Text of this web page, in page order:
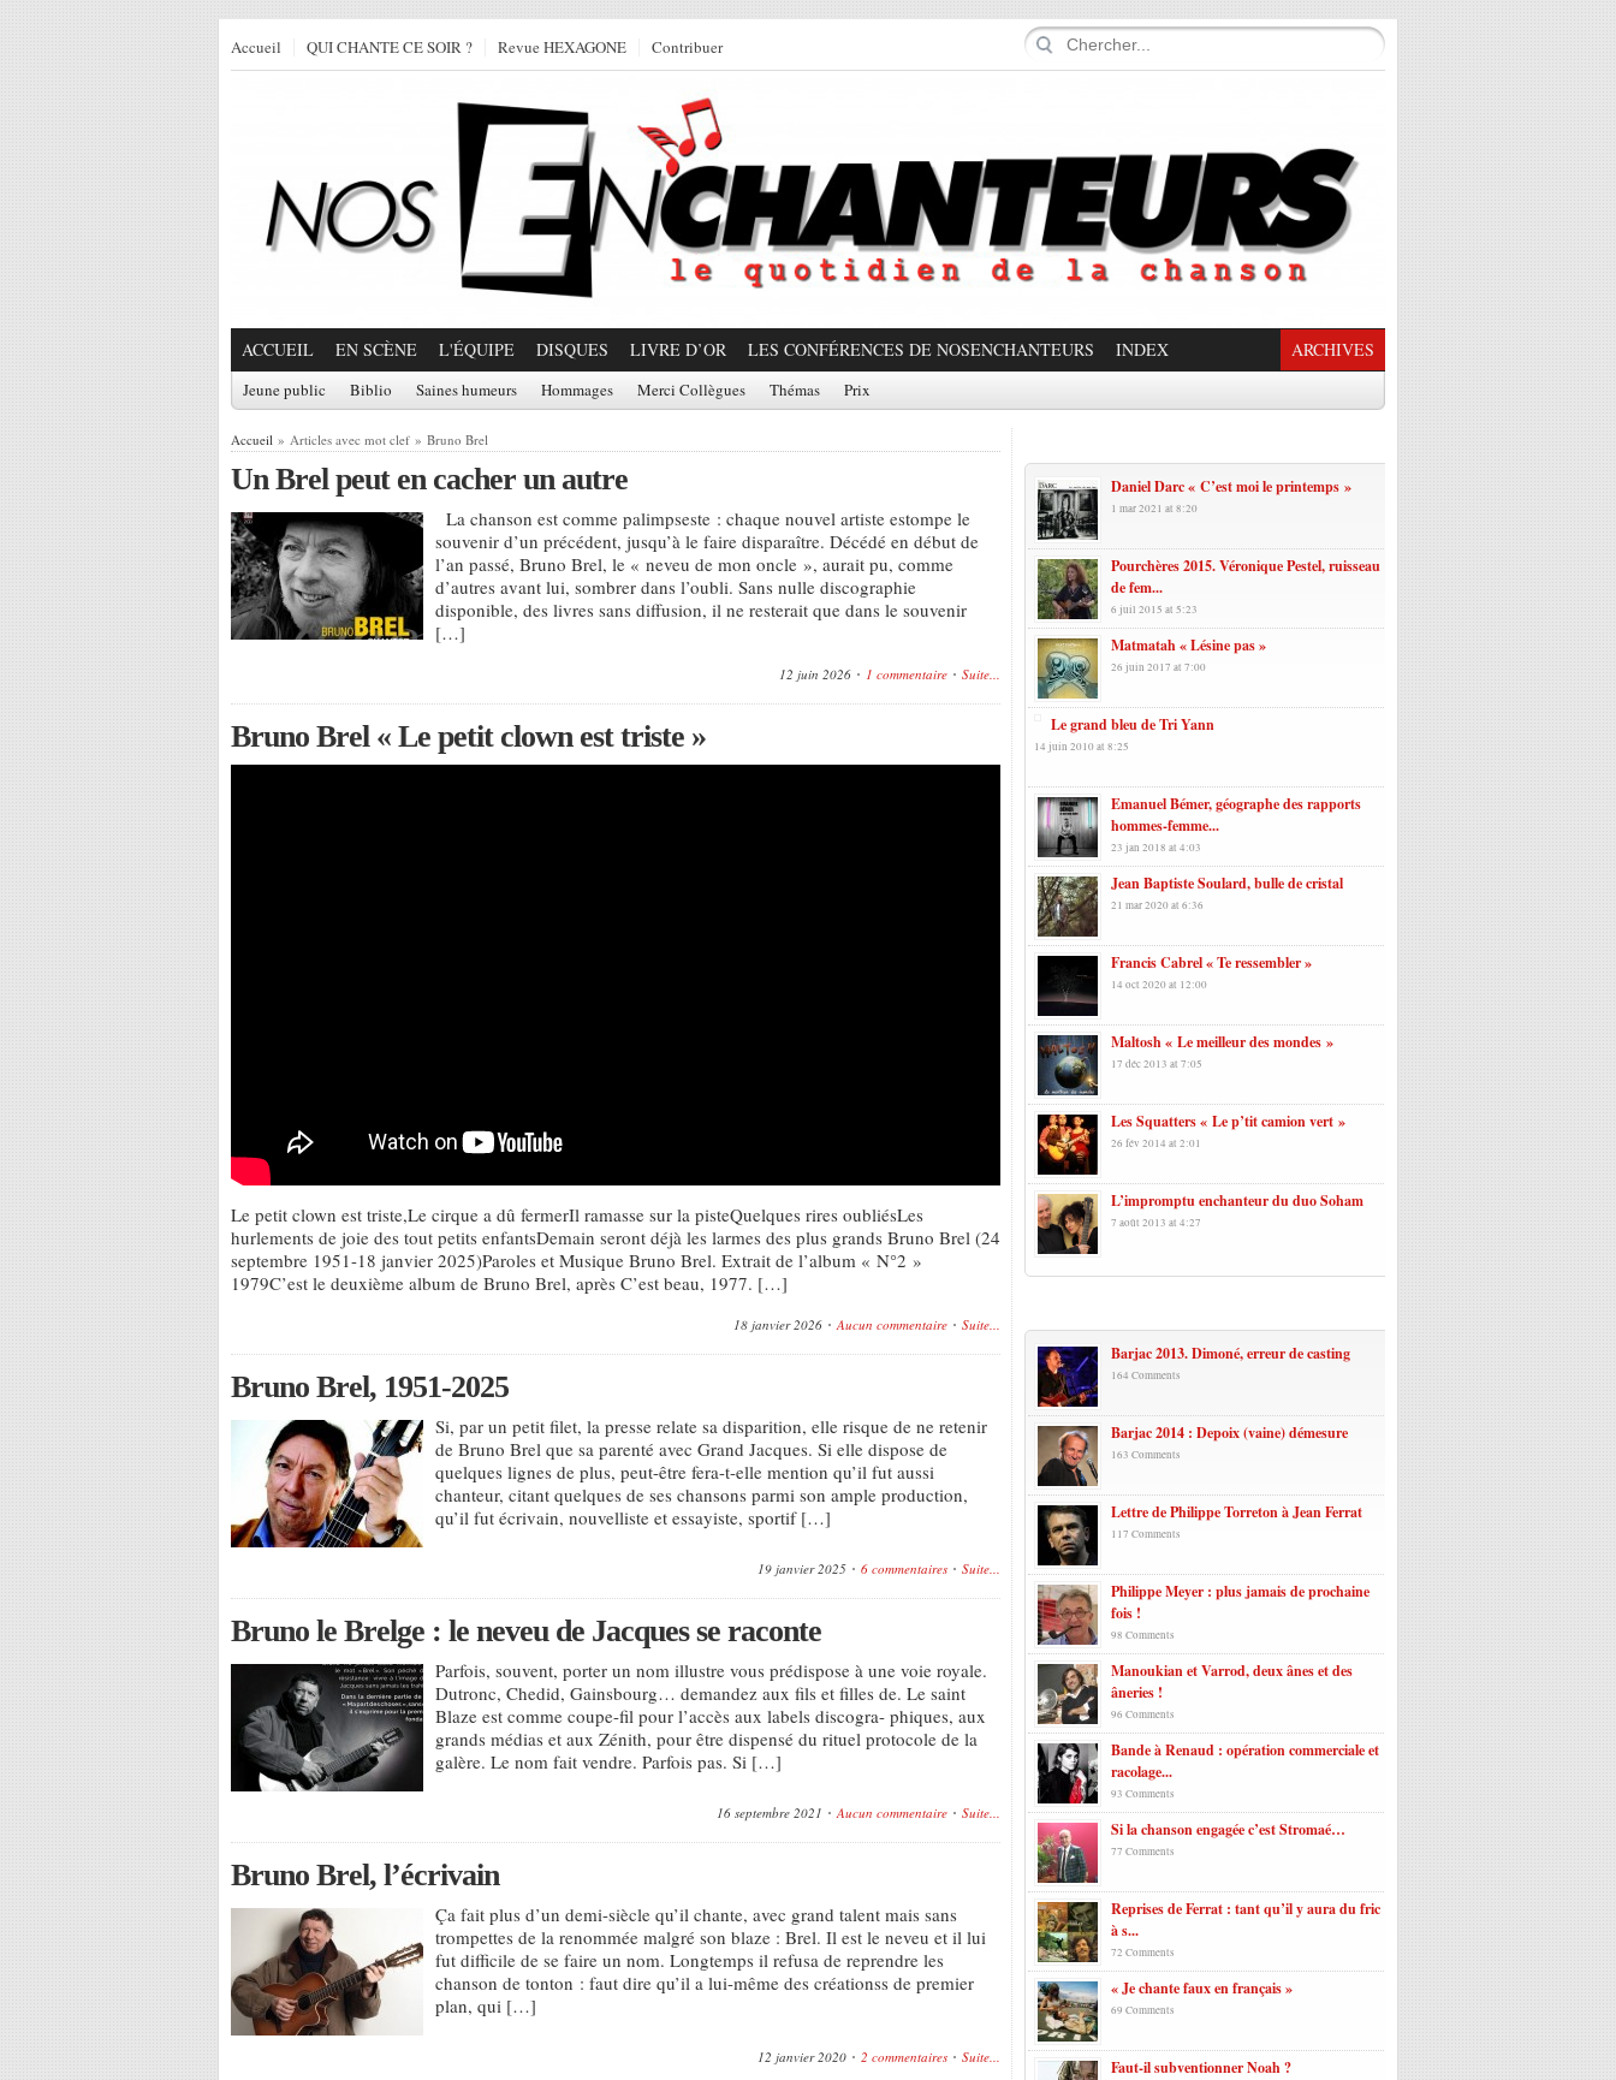
Accueil QUI CHANTE CE SOIR ? Revue HEXAGONE Contribuer
ACCUEIL EN SCÈNE L'ÉQUIPE DISQUES LIVRE D’OR LES CONFÉRENCES DE NOSENCHANTEURS INDEX ARCHIVES
Jeune public Biblio Saines humeurs Hommages Merci Collègues Thémas Prix
Accueil » Articles avec mot clef » Bruno Brel
Un Brel peut en cacher un autre
La chanson est comme palimpseste : chaque nouvel artiste estompe le
souvenir d’un précédent, jusqu’à le faire disparaître. Décédé en début de
l’an passé, Bruno Brel, le « neveu de mon oncle », aurait pu, comme
d’autres avant lui, sombrer dans l’oubli. Sans nulle discographie
disponible, des livres sans diffusion, il ne resterait que dans le souvenir
[…]
12 juin 2026 1 commentaire Suite...
Bruno Brel « Le petit clown est triste »
Le petit clown est triste,Le cirque a dû fermerIl ramasse sur la pisteQuelques rires oubliésLes
hurlements de joie des tout petits enfantsDemain seront déjà les larmes des plus grands Bruno Brel (24
septembre 1951-18 janvier 2025)Paroles et Musique Bruno Brel. Extrait de l’album « N°2 »
1979C’est le deuxième album de Bruno Brel, après C’est beau, 1977. […]
18 janvier 2026 Aucun commentaire Suite...
Bruno Brel, 1951-2025
Si, par un petit filet, la presse relate sa disparition, elle risque de ne retenir
de Bruno Brel que sa parenté avec Grand Jacques. Si elle dispose de
quelques lignes de plus, peut-être fera-t-elle mention qu’il fut aussi
chanteur, citant quelques de ses chansons parmi son ample production,
qu’il fut écrivain, nouvelliste et essayiste, sportif […]
19 janvier 2025 6 commentaires Suite...
Bruno le Brelge : le neveu de Jacques se raconte
Parfois, souvent, porter un nom illustre vous prédispose à une voie royale.
Dutronc, Chedid, Gainsbourg… demandez aux fils et filles de. Le saint
Blaze est comme coupe-fil pour l’accès aux labels discogra- phiques, aux
grands médias et aux Zénith, pour être dispensé du rituel protocole de la
galère. Le nom fait vendre. Parfois pas. Si […]
16 septembre 2021 Aucun commentaire Suite...
Bruno Brel, l’écrivain
Ça fait plus d’un demi-siècle qu’il chante, avec grand talent mais sans
trompettes de la renommée malgré son blaze : Brel. Il est le neveu et il lui
fut difficile de se faire un nom. Longtemps il refusa de reprendre les
chanson de tonton : faut dire qu’il a lui-même des créationss de premier
plan, qui […]
12 janvier 2020 2 commentaires Suite...
Daniel Darc « C’est moi le printemps »
1 mar 2021 at 8:20
Pourchères 2015. Véronique Pestel, ruisseau
de fem...
6 juil 2015 at 5:23
Matmatah « Lésine pas »
26 juin 2017 at 7:00
Le grand bleu de Tri Yann
14 juin 2010 at 8:25
Emanuel Bémer, géographe des rapports
hommes-femme...
23 jan 2018 at 4:03
Jean Baptiste Soulard, bulle de cristal
21 mar 2020 at 6:36
Francis Cabrel « Te ressembler »
14 oct 2020 at 12:00
Maltosh « Le meilleur des mondes »
17 déc 2013 at 7:05
Les Squatters « Le p’tit camion vert »
26 fév 2014 at 2:01
L’impromptu enchanteur du duo Soham
7 août 2013 at 4:27
Barjac 2013. Dimoné, erreur de casting
164 Comments
Barjac 2014 : Depoix (vaine) démesure
163 Comments
Lettre de Philippe Torreton à Jean Ferrat
117 Comments
Philippe Meyer : plus jamais de prochaine
fois !
98 Comments
Manoukian et Varrod, deux ânes et des
âneries !
96 Comments
Bande à Renaud : opération commerciale et
racolage...
93 Comments
Si la chanson engagée c’est Stromaé…
77 Comments
Reprises de Ferrat : tant qu’il y aura du fric
à s...
72 Comments
« Je chante faux en français »
69 Comments
Faut-il subventionner Noah ?